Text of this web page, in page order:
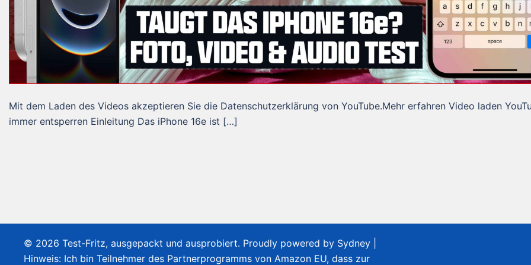
Mit dem Laden des Videos akzeptieren Sie die Datenschutzerklärung von YouTube.Mehr erfahren Video laden
immer entsperren Einleitung Das iPhone 16e ist […]
© 2026 Test-Fritz, ausgepackt und ausprobiert. Proudly powered by Sydney
Hinweis: Ich bin Teilnehmer des Partnerprogramms von Amazon EU, dass zur